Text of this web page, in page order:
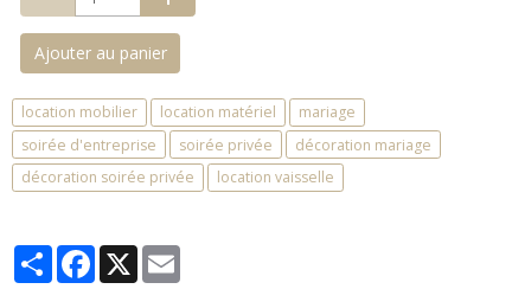
Ajouter au panier
location mobilier location matériel
mariage
soirée d'entreprise
soirée privée
décoration mariage
décoration soirée privée
location vaisselle
PartagerFacebook
X